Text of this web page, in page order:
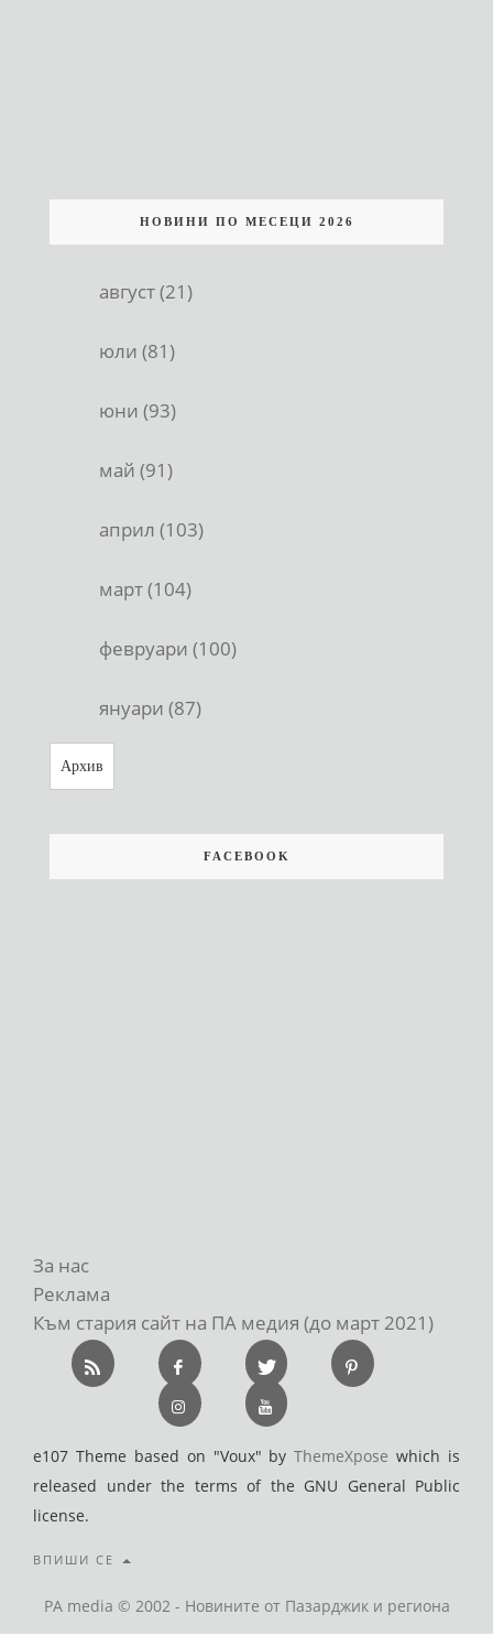
НОВИНИ ПО МЕСЕЦИ 2026
август (21)
юли (81)
юни (93)
май (91)
април (103)
март (104)
февруари (100)
януари (87)
Архив
FACEBOOK
За нас
Реклама
Към стария сайт на ПА медия (до март 2021)
e107 Theme based on "Voux" byThemeXpose which is
released under the terms of the GNU General Public
license.
ВПИШИ СЕ
PA media © 2002 - Новините от Пазарджик и региона